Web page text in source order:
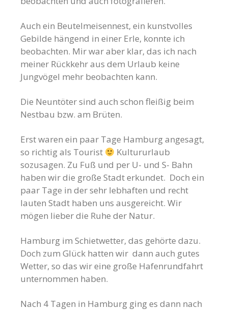
Auch ein Beutelmeisennest, ein kunstvolles
Gebilde hängend in einer Erle, konnte ich
beobachten. Mir war aber klar, das ich nach
meiner Rückkehr aus dem Urlaub keine
Jungvögel mehr beobachten kann.
Die Neuntöter sind auch schon fleißig beim
Nestbau bzw. am Brüten.
Erst waren ein paar Tage Hamburg angesagt,
so richtig als Tourist
Kultururlaub
sozusagen. Zu Fuß und per U- und S- Bahn
haben wir die große Stadt erkundet. Doch ein
paar Tage in der sehr lebhaften und recht
lauten Stadt haben uns ausgereicht. Wir
mögen lieber die Ruhe der Natur.
Hamburg im Schietwetter, das gehörte dazu.
Doch zum Glück hatten wir dann auch gutes
Wetter, so das wir eine große Hafenrundfahrt
unternommen haben.
Nach 4 Tagen in Hamburg ging es dann nach